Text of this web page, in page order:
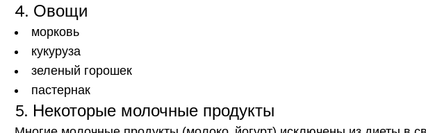
4. Овощи
морковь
кукуруза
зеленый горошек
пастернак
5. Некоторые молочные продукты